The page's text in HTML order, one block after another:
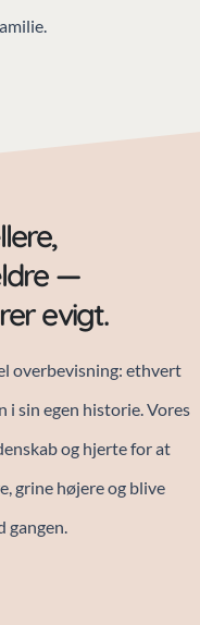
—
evigt.
overbevisning: ethvert
i sin egen historie. Vores
og hjerte for at
grine højere og blive
gangen.